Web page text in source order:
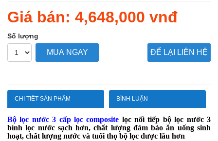
price
Giá bán: 4,648,000 vnđ
Số lượng
MUA NGAY ĐỂ LẠI LIÊN HỆ
CHI TIẾT SẢN PHẨM BÌNH LUẬN
Bộ lọc nước 3 cấp lọc composite lọc nối tiếp bộ lọc nước 3
bình lọc nước sạch hơn,chất lượng đảm bảo ăn uống sinh
hoạt, chất lượng nước và tuổi thọ bộ lọc được lâu hơn